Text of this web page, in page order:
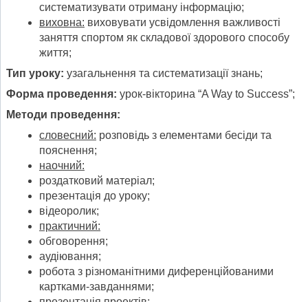
систематизувати отриману інформацію;
виховна: виховувати усвідомлення важливості
заняття спортом як складової здорового способу
життя;
Тип уроку: узагальнення та систематизації знань;
Форма проведення: урок-вікторина “A Way to Success”;
Методи проведення:
словесний: розповідь з елементами бесіди та
пояснення;
наочний:
роздатковий матеріал;
презентація до уроку;
відеоролик;
практичний:
обговорення;
аудіювання;
робота з різноманітними диференційованими
картками-завданнями;